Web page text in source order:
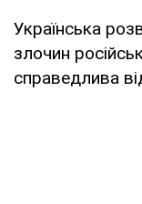
Українська
злочин
справедлива